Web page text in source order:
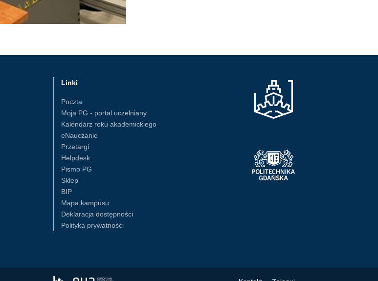
Linki
Poczta
Moja PG - portal uczelniany
Kalendarz roku akademickiego
eNauczanie
Przetargi
Helpdesk
Pismo PG
Sklep
BIP
Mapa kampusu
Deklaracja dostępności
Polityka prywatności